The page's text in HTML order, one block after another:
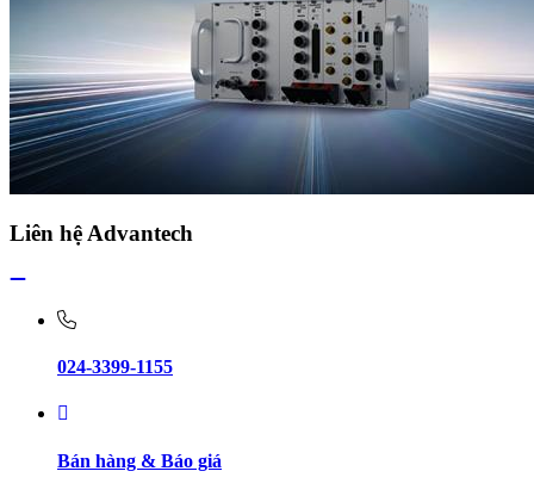
Liên hệ Advantech
024-3399-1155
Bán hàng & Báo giá